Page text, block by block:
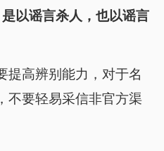
以谣言杀人，也以谣言
高辨别能力，对于名
不要轻易采信非官方渠